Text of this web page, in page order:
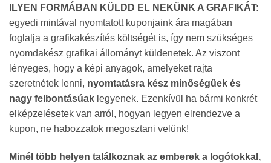
ILYEN FORMÁBAN KÜLDD EL NEKÜNK A GRAFIKÁT:
egyedi mintával nyomtatott kuponjaink ára magában
foglalja a grafikakészítés költségét is, így nem szükséges
nyomdakész grafikai állományt küldenetek. Az viszont
lényeges, hogy a képi anyagok, amelyeket rajta
szeretnétek lenni, nyomtatásra kész minőségűek és
nagy felbontásúak legyenek. Ezenkívül ha bármi konkrét
elképzelésetek van arról, hogyan legyen elrendezve a
kupon, ne habozzatok megosztani velünk!
Minél több helyen találkoznak az emberek a logótokkal,